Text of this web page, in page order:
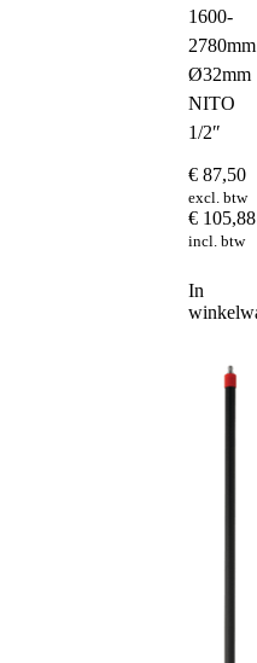
1600-
2780mm
Ø32mm
NITO
1/2″
€ 87,50
excl. btw
€ 105,88
incl. btw
In